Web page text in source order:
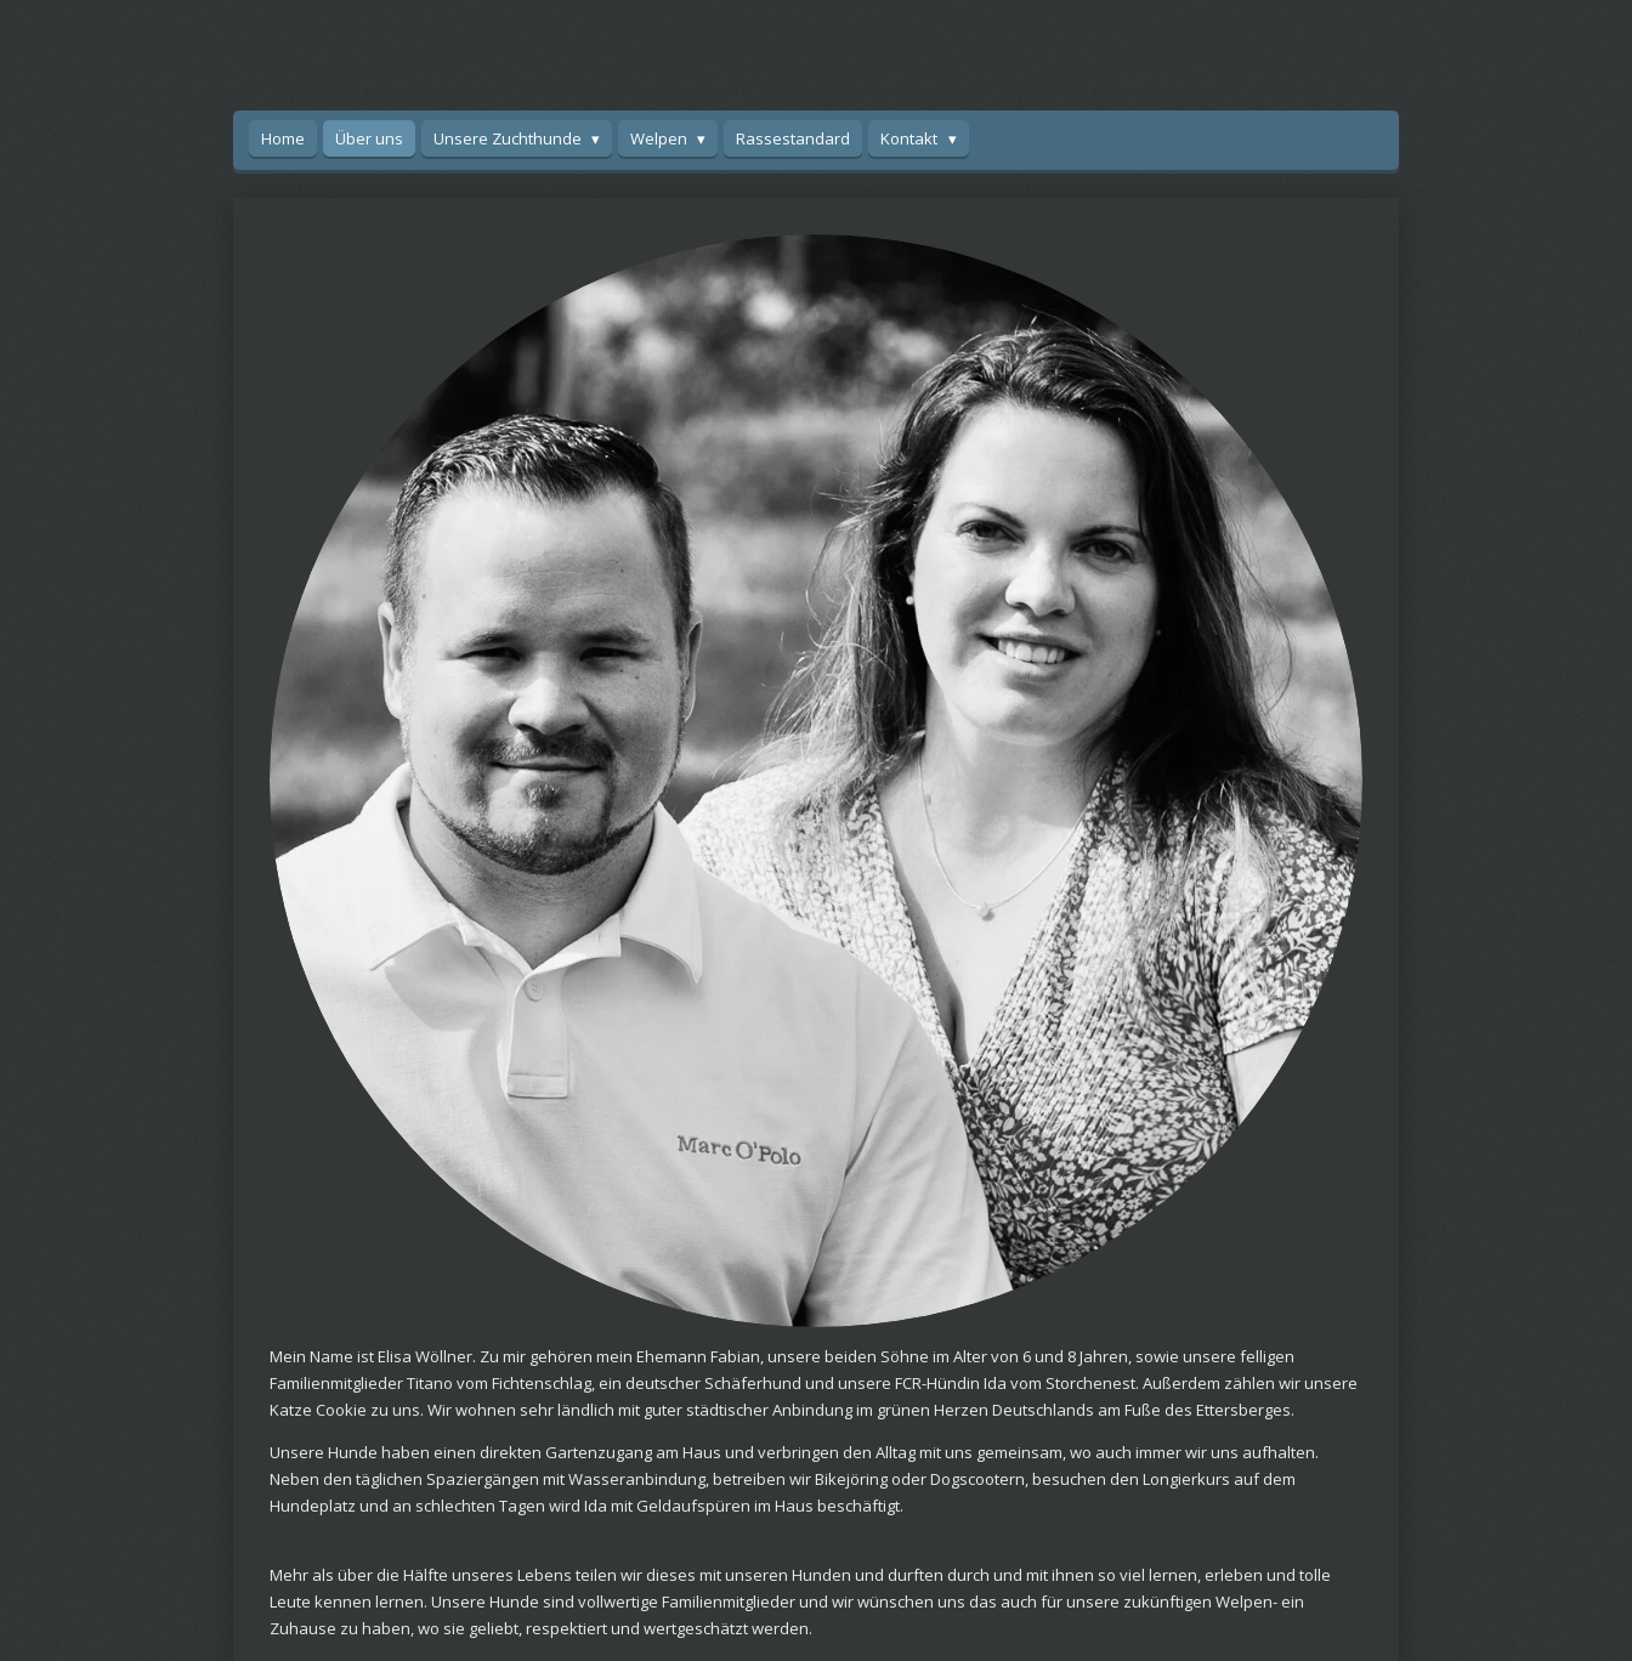
Home Über uns Unsere Zuchthunde Welpen Rassestandard Kontakt
Mein Name ist Elisa Wöllner. Zu mir gehören mein Ehemann Fabian, unsere beiden Söhne im Alter von 6 und 8 Jahren, sowie unsere felligen
Familienmitglieder Titano vom Fichtenschlag, ein deutscher Schäferhund und unsere FCR-Hündin Ida vom Storchenest. Außerdem zählen wir unsere
Katze Cookie zu uns. Wir wohnen sehr ländlich mit guter städtischer Anbindung im grünen Herzen Deutschlands am Fuße des Ettersberges.
Unsere Hunde haben einen direkten Gartenzugang am Haus und verbringen den Alltag mit uns gemeinsam, wo auch immer wir uns aufhalten.
Neben den täglichen Spaziergängen mit Wasseranbindung, betreiben wir Bikejöring oder Dogscootern, besuchen den Longierkurs auf dem
Hundeplatz und an schlechten Tagen wird Ida mit Geldaufspüren im Haus beschäftigt.
Mehr als über die Hälfte unseres Lebens teilen wir dieses mit unseren Hunden und durften durch und mit ihnen so viel lernen, erleben und tolle
Leute kennen lernen. Unsere Hunde sind vollwertige Familienmitglieder und wir wünschen uns das auch für unsere zukünftigen Welpen- ein
Zuhause zu haben, wo sie geliebt, respektiert und wertgeschätzt werden.